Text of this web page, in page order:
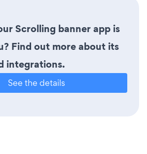
Scrolling banner app is
Find out more about its
integrations.
See the details